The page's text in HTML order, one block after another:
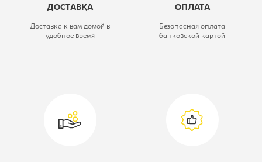
Высота, мм:
ДОСТАВКА
Доставка к вам домой в
удобное время
ОПЛАТА
Безопасная оплата
банковской картой